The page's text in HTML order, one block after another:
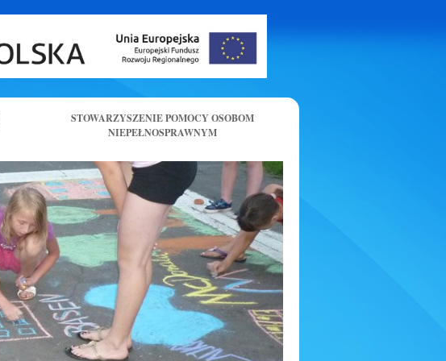
STOWARZYSZENIE POMOCY OSOBOM
NIEPEŁNOSPRAWNYM